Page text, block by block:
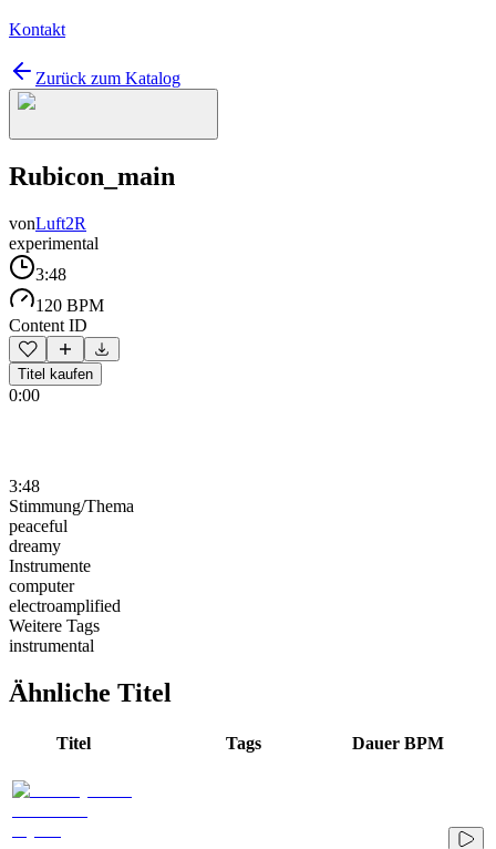
Kontakt
Zurück zum Katalog
Rubicon_main
vonLuft2R
experimental
3:48
120 BPM
Content ID
Titel kaufen
0:00
3:48
Stimmung/Thema
peaceful
dreamy
Instrumente
computer
electroamplified
Weitere Tags
instrumental
Ähnliche Titel
Titel Tags Dauer BPM